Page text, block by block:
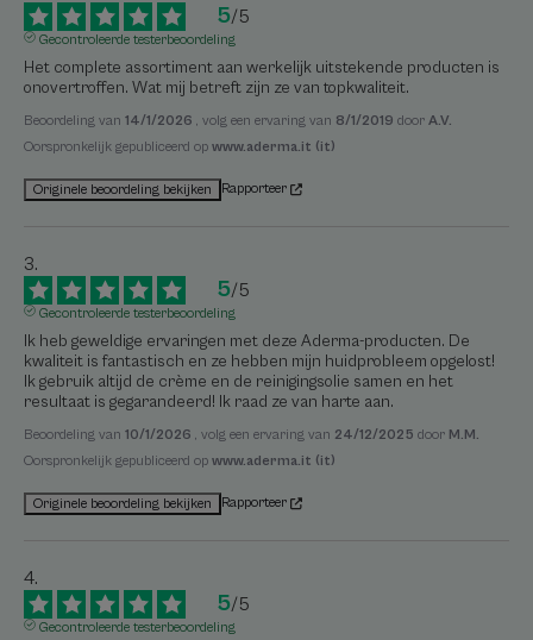
5/5
Gecontroleerde testerbeoordeling
Het complete assortiment aan werkelijk uitstekende producten is
onovertroffen. Wat mij betreft zijn ze van topkwaliteit.
Beoordeling van 14/1/2026 , volg een ervaring van 8/1/2019 door A.V.
Oorspronkelijk gepubliceerd op www.aderma.it (it)
Originele beoordeling bekijken Rapporteer
5/5
Gecontroleerde testerbeoordeling
Ik heb geweldige ervaringen met deze Aderma-producten. De
kwaliteit is fantastisch en ze hebben mijn huidprobleem opgelost!
Ik gebruik altijd de crème en de reinigingsolie samen en het
resultaat is gegarandeerd! Ik raad ze van harte aan.
Beoordeling van 10/1/2026 , volg een ervaring van 24/12/2025 door M.M.
Oorspronkelijk gepubliceerd op www.aderma.it (it)
Originele beoordeling bekijken Rapporteer
5/5
Gecontroleerde testerbeoordeling